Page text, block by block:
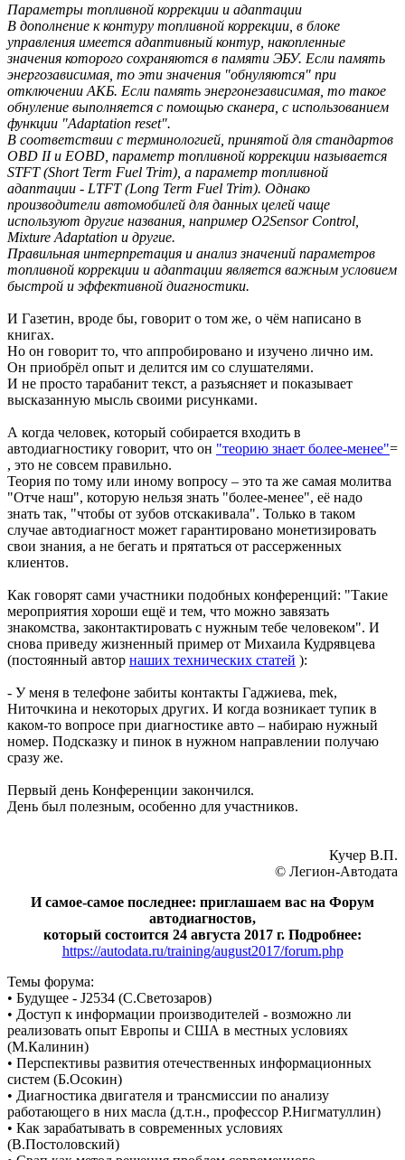
Параметры топливной коррекции и адаптации
В дополнение к контуру топливной коррекции, в блоке
управления имеется адаптивный контур, накопленные
значения которого сохраняются в памяти ЭБУ. Если память
энергозависимая, то эти значения "обнуляются" при
отключении АКБ. Если память энергонезависимая, то такое
обнуление выполняется с помощью сканера, с использованием
функции "Adaptation reset".
В соответствии с терминологией, принятой для стандартов
OBD II и EOBD, параметр топливной коррекции называется
STFT (Short Term Fuel Trim), а параметр топливной
адаптации - LTFT (Long Term Fuel Trim). Однако
производители автомобилей для данных целей чаще
используют другие названия, например O2Sensor Control,
Mixture Adaptation и другие.
Правильная интерпретация и анализ значений параметров
топливной коррекции и адаптации является важным условием
быстрой и эффективной диагностики.
И Газетин, вроде бы, говорит о том же, о чём написано в
книгах.
Но он говорит то, что аппробировано и изучено лично им.
Он приобрёл опыт и делится им со слушателями.
И не просто тарабанит текст, а разъясняет и показывает
высказанную мысль своими рисунками.
А когда человек, который собирается входить в
автодиагностику говорит, что он "теорию знает более-менее"=
, это не совсем правильно.
Теория по тому или иному вопросу – это та же самая молитва
"Отче наш", которую нельзя знать "более-менее", её надо
знать так, "чтобы от зубов отскакивала". Только в таком
случае автодиагност может гарантировано монетизировать
свои знания, а не бегать и прятаться от рассерженных
клиентов.
Как говорят сами участники подобных конференций: "Такие
мероприятия хороши ещё и тем, что можно завязать
знакомства, законтактировать с нужным тебе человеком". И
снова приведу жизненный пример от Михаила Кудрявцева
(постоянный автор наших технических статей ):
- У меня в телефоне забиты контакты Гаджиева, mek,
Ниточкина и некоторых других. И когда возникает тупик в
каком-то вопросе при диагностике авто – набираю нужный
номер. Подсказку и пинок в нужном направлении получаю
сразу же.
Первый день Конференции закончился.
День был полезным, особенно для участников.
Кучер В.П.
© Легион-Автодата
И самое-самое последнее: приглашаем вас на Форум
автодиагностов,
который состоится 24 августа 2017 г. Подробнее:
https://autodata.ru/training/august2017/forum.php
Темы форума:
• Будущее - J2534 (С.Светозаров)
• Доступ к информации производителей - возможно ли
реализовать опыт Европы и США в местных условиях
(М.Калинин)
• Перспективы развития отечественных информационных
систем (Б.Осокин)
• Диагностика двигателя и трансмиссии по анализу
работающего в них масла (д.т.н., профессор Р.Нигматуллин)
• Как зарабатывать в современных условиях
(В.Постоловский)